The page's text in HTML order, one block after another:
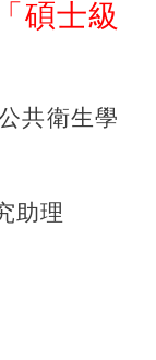
碩士級
共衛生學
助理